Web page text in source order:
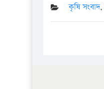
কৃষি সংবাদ